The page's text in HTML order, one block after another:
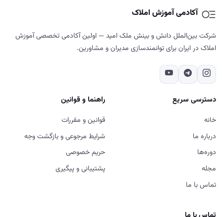
آکادمی آموزش املاک
شرکت بین‌الملل دانش و بینش ملک امید — اولین آکادمی تخصصی آموزش
املاک در ایران برای توانمندسازی مدیران و مشاورین.
دسترسی سریع
خانه
درباره ما
دوره‌ها
مجله
تماس با ما
راهنما و قوانین
قوانین و مقررات
شرایط مرجوعی و بازگشت وجه
حریم خصوصی
پشتیبانی و پیگیری